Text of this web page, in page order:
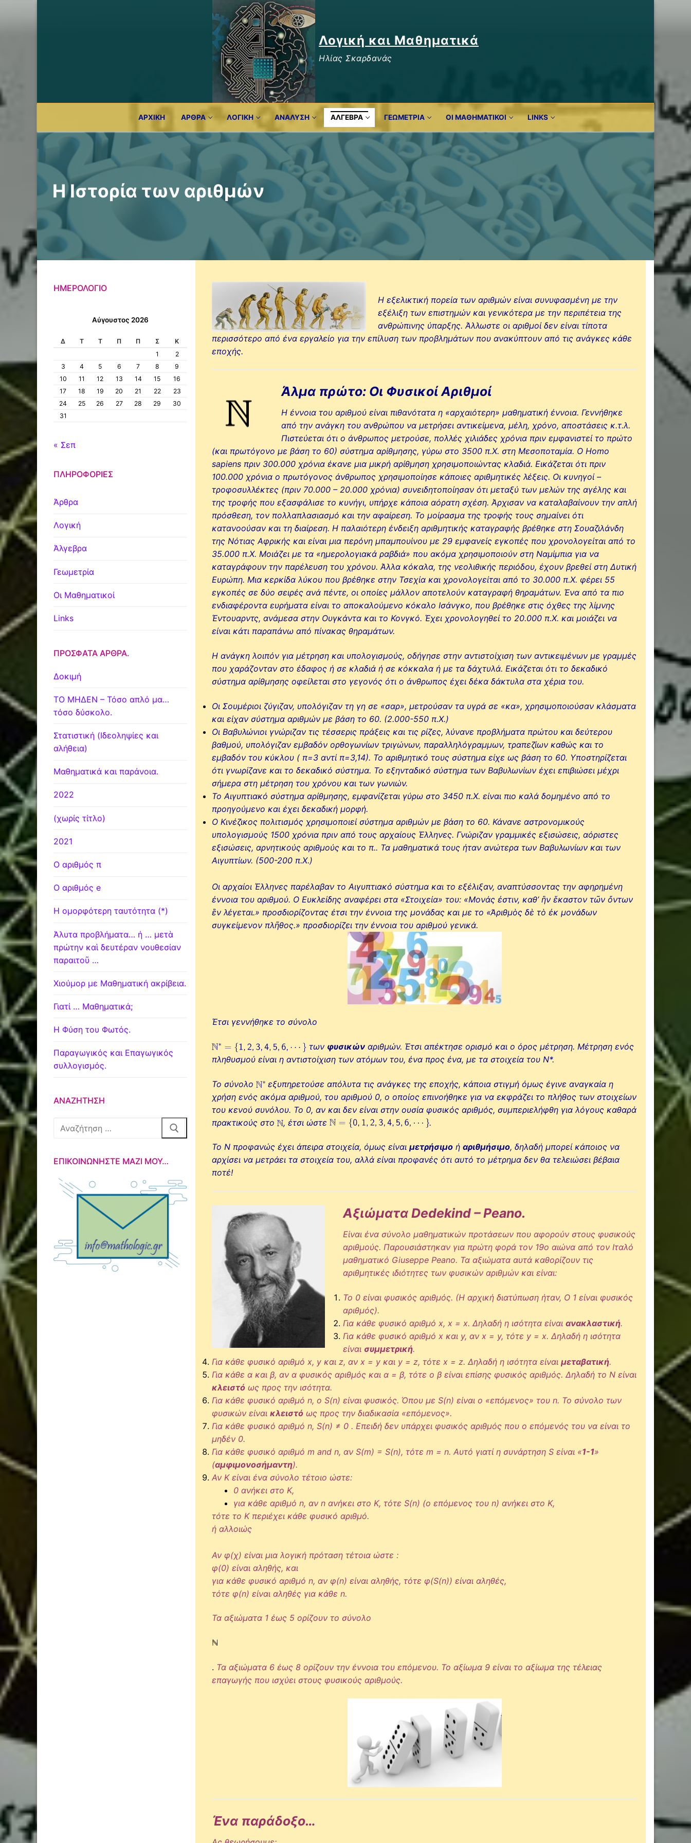
Λογική και Μαθηματικά
Ηλίας Σκαρδανάς
ΑΡΧΙΚΉ ΆΡΘΡΑ ΛΟΓΙΚΉ ΑΝΑΛΥΣΗ ΆΛΓΕΒΡΑ ΓΕΩΜΕΤΡΊΑ ΟΙ ΜΑΘΗΜΑΤΙΚΟΊ LINKS
Η Ιστορία των αριθμών
Η εξελικτική πορεία των αριθμών είναι συνυφασμένη με την
εξέλιξη των επιστημών και γενικότερα με την περιπέτεια της
ανθρώπινης ύπαρξης. Άλλωστε οι αριθμοί δεν είναι τίποτα
περισσότερο από ένα εργαλείο για την επίλυση των προβλημάτων που ανακύπτουν από τις ανάγκες κάθε
εποχής.
Άλμα πρώτο: Οι Φυσικοί Αριθμοί
Η έννοια του αριθμού είναι πιθανότατα η «αρχαιότερη» μαθηματική έννοια. Γεννήθηκε
από την ανάγκη του ανθρώπου να μετρήσει αντικείμενα, μέλη, χρόνο, αποστάσεις κ.τ.λ.
Πιστεύεται ότι ο άνθρωπος μετρούσε, πολλές χιλιάδες χρόνια πριν εμφανιστεί το πρώτο
(και πρωτόγονο με βάση το 60) σύστημα αρίθμησης, γύρω στο 3500 π.Χ. στη Μεσοποταμία. Ο Homo
sapiens πριν 300.000 χρόνια έκανε μια μικρή αρίθμηση χρησιμοποιώντας κλαδιά. Εικάζεται ότι πριν
100.000 χρόνια ο πρωτόγονος άνθρωπος χρησιμοποίησε κάποιες αριθμητικές λέξεις. Οι κυνηγοί –
τροφοσυλλέκτες (πριν 70.000 – 20.000 χρόνια) συνειδητοποίησαν ότι μεταξύ των μελών της αγέλης και
της τροφής που εξασφάλισε το κυνήγι, υπήρχε κάποια αόρατη σχέση. Άρχισαν να καταλαβαίνουν την απλή
πρόσθεση, τον πολλαπλασιασμό και την αφαίρεση. Το μοίρασμα της τροφής τους σημαίνει ότι
κατανοούσαν και τη διαίρεση. Η παλαιότερη ένδειξη αριθμητικής καταγραφής βρέθηκε στη Σουαζιλάνδη
της Νότιας Αφρικής και είναι μια περόνη μπαμπουίνου με 29 εμφανείς εγκοπές που χρονολογείται από το
35.000 π.Χ. Μοιάζει με τα «ημερολογιακά ραβδιά» που ακόμα χρησιμοποιούν στη Ναμίμπια για να
καταγράφουν την παρέλευση του χρόνου. Άλλα κόκαλα, της νεολιθικής περιόδου, έχουν βρεθεί στη Δυτική
Ευρώπη. Μια κερκίδα λύκου που βρέθηκε στην Τσεχία και χρονολογείται από το 30.000 π.Χ. φέρει 55
εγκοπές σε δύο σειρές ανά πέντε, οι οποίες μάλλον αποτελούν καταγραφή θηραμάτων. Ένα από τα πιο
ενδιαφέροντα ευρήματα είναι το αποκαλούμενο κόκαλο Ισάνγκο, που βρέθηκε στις όχθες της λίμνης
Έντουαρντς, ανάμεσα στην Ουγκάντα και το Κονγκό. Έχει χρονολογηθεί το 20.000 π.Χ. και μοιάζει να
είναι κάτι παραπάνω από πίνακας θηραμάτων.
Η ανάγκη λοιπόν για μέτρηση και υπολογισμούς, οδήγησε στην αντιστοίχιση των αντικειμένων με γραμμές
που χαράζονταν στο έδαφος ή σε κλαδιά ή σε κόκκαλα ή με τα δάχτυλά. Εικάζεται ότι το δεκαδικό
σύστημα αρίθμησης οφείλεται στο γεγονός ότι ο άνθρωπος έχει δέκα δάκτυλα στα χέρια του.
Οι Σουμέριοι ζύγιζαν, υπολόγιζαν τη γη σε «σαρ», μετρούσαν τα υγρά σε «κα», χρησιμοποιούσαν κλάσματα
και είχαν σύστημα αριθμών με βάση το 60. (2.000-550 π.Χ.)
Οι Βαβυλώνιοι γνώριζαν τις τέσσερις πράξεις και τις ρίζες, λύνανε προβλήματα πρώτου και δεύτερου
βαθμού, υπολόγιζαν εμβαδόν ορθογωνίων τριγώνων, παραλληλόγραμμων, τραπεζίων καθώς και το
εμβαδόν του κύκλου ( π=3 αντί π=3,14). Το αριθμητικό τους σύστημα είχε ως βάση το 60. Υποστηρίζεται
ότι γνωρίζανε και το δεκαδικό σύστημα. Το εξηνταδικό σύστημα των Βαβυλωνίων έχει επιβιώσει μέχρι
σήμερα στη μέτρηση του χρόνου και των γωνιών.
Το Αιγυπτιακό σύστημα αρίθμησης, εμφανίζεται γύρω στο 3450 π.Χ. είναι πιο καλά δομημένο από το
προηγούμενο και έχει δεκαδική μορφή.
Ο Κινέζικος πολιτισμός χρησιμοποιεί σύστημα αριθμών με βάση το 60. Κάνανε αστρονομικούς
υπολογισμούς 1500 χρόνια πριν από τους αρχαίους Έλληνες. Γνώριζαν γραμμικές εξισώσεις, αόριστες
εξισώσεις, αρνητικούς αριθμούς και το π.. Τα μαθηματικά τους ήταν ανώτερα των Βαβυλωνίων και των
Αιγυπτίων. (500-200 π.Χ.)
Οι αρχαίοι Έλληνες παρέλαβαν το Αιγυπτιακό σύστημα και το εξέλιξαν, αναπτύσσοντας την αφηρημένη
έννοια του αριθμού. Ο Ευκλείδης αναφέρει στα «Στοιχεία» του: «Μονάς ἐστιν, καθ’ ἣν ἕκαστον τῶν ὄντων
ἓν λέγεται.» προσδιορίζοντας έτσι την έννοια της μονάδας και με το «Ἀριθμὸς δὲ τὸ ἐκ μονάδων
συγκείμενον πλῆθος.» προσδιορίζει την έννοια του αριθμού γενικά.
Έτσι γεννήθηκε το σύνολο
των φυσικών αριθμών. Έτσι απέκτησε ορισμό και ο όρος μέτρηση. Μέτρηση ενός
πληθυσμού είναι η αντιστοίχιση των ατόμων του, ένα προς ένα, με τα στοιχεία του N*.
Το σύνολο
εξυπηρετούσε απόλυτα τις ανάγκες της εποχής, κάποια στιγμή όμως έγινε αναγκαία η
χρήση ενός ακόμα αριθμού, του αριθμού 0, ο οποίος επινοήθηκε για να εκφράζει το πλήθος των στοιχείων
του κενού συνόλου. Το 0, αν και δεν είναι στην ουσία φυσικός αριθμός, συμπεριελήφθη για λόγους καθαρά
πρακτικούς στο
, έτσι ώστε .
Το Ν προφανώς έχει άπειρα στοιχεία, όμως είναι μετρήσιμο ή αριθμήσιμο, δηλαδή μπορεί κάποιος να
αρχίσει να μετράει τα στοιχεία του, αλλά είναι προφανές ότι αυτό το μέτρημα δεν θα τελειώσει βέβαια
ποτέ!
Αξιώματα Dedekind – Peano.
Είναι ένα σύνολο μαθηματικών προτάσεων που αφορούν στους φυσικούς
αριθμούς. Παρουσιάστηκαν για πρώτη φορά τον 19ο αιώνα από τον Ιταλό
μαθηματικό Giuseppe Peano. Τα αξιώματα αυτά καθορίζουν τις
αριθμητικές ιδιότητες των φυσικών αριθμών και είναι:
Το 0 είναι φυσικός αριθμός. (Η αρχική διατύπωση ήταν, Ο 1 είναι φυσικός
αριθμός).
Για κάθε φυσικό αριθμό x, x = x. Δηλαδή η ισότητα είναιανακλαστική.
Για κάθε φυσικό αριθμό x και y, αν x = y, τότε y = x. Δηλαδή η ισότητα
είναι συμμετρική.
Για κάθε φυσικό αριθμό x, y και z, αν x = y και y = z, τότε x = z. Δηλαδή η ισότητα είναι μεταβατική.
Για κάθε α και β, αν α φυσικός αριθμός και α = β, τότε ο β είναι επίσης φυσικός αριθμός. Δηλαδή το Ν είναι
κλειστό ως προς την ισότητα.
Για κάθε φυσικό αριθμό n, ο S(n) είναι φυσικός. Όπου με S(n) είναι ο «επόμενος» του n. Το σύνολο των
φυσικών είναι κλειστό ως προς την διαδικασία «επόμενος».
Για κάθε φυσικό αριθμό n, S(n) ≠ 0 . Επειδή δεν υπάρχει φυσικός αριθμός που ο επόμενός του να είναι το
μηδέν 0.
Για κάθε φυσικό αριθμό m and n, αν S(m) = S(n), τότε m = n. Αυτό γιατί η συνάρτηση S είναι «1-1»
(αμφιμονοσήμαντη).
Αν K είναι ένα σύνολο τέτοιο ώστε:
0 ανήκει στο K,
για κάθε αριθμό n, αν n ανήκει στο K, τότε S(n) (ο επόμενος του n) ανήκει στο K,
τότε το K περιέχει κάθε φυσικό αριθμό.
ή αλλοιώς
Αν φ(χ) είναι μια λογική πρόταση τέτοια ώστε :
φ(0) είναι αληθής, και
για κάθε φυσικό αριθμό n, αν φ(n) είναι αληθής, τότε φ(S(n)) είναι αληθές,
τότε φ(n) είναι αληθές για κάθε n.
Τα αξιώματα 1 έως 5 ορίζουν το σύνολο
ℕ
. Τα αξιώματα 6 έως 8 ορίζουν την έννοια του επόμενου. Το αξίωμα 9 είναι το αξίωμα της τέλειας
επαγωγής που ισχύει στους φυσικούς αριθμούς.
Ένα παράδοξο…
ΗΜΕΡΟΛΌΓΙΟ
Αύγουστος 2026
Δ Τ Τ Π Π Σ
Κ
1
2
3
4 5 6 7 8
9
10
11 12 13 14 15
16
17
18 19 20 21 22
23
24
25 26 27 28 29
30
31
« Σεπ
ΠΛΗΡΟΦΟΡΊΕΣ
Άρθρα
Λογική
Άλγεβρα
Γεωμετρία
Οι Μαθηματικοί
Links
ΠΡΌΣΦΑΤΑ ΆΡΘΡΑ.
Δοκιμή
ΤΟ ΜΗΔΕΝ – Τόσο απλό μα…
τόσο δύσκολο.
Στατιστική (Ιδεοληψίες και
αλήθεια)
Μαθηματικά και παράνοια.
2022
(χωρίς τίτλο)
2021
Ο αριθμός π
Ο αριθμός e
Η ομορφότερη ταυτότητα (*)
Άλυτα προβλήματα… ή … μετὰ
πρώτην καὶ δευτέραν νουθεσίαν
παραιτοῦ …
Χιούμορ με Μαθηματική ακρίβεια.
Γιατί … Μαθηματικά;
Η Φύση του Φωτός.
Παραγωγικός και Επαγωγικός
συλλογισμός.
ΑΝΑΖΉΤΗΣΗ
Αναζήτηση
ΕΠΙΚΟΙΝΩΝΉΣΤΕ ΜΑΖΊ ΜΟΥ…